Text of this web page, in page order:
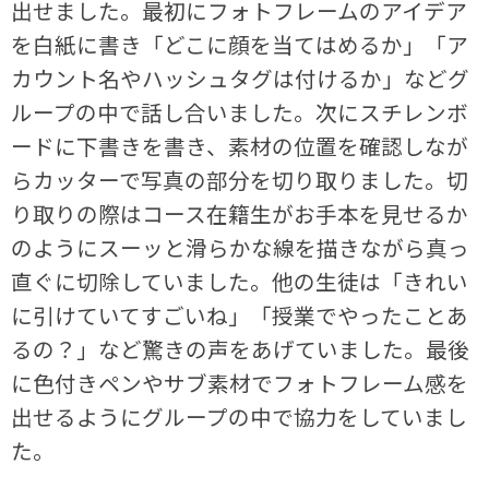
出せました。最初にフォトフレームのアイデア
を白紙に書き「どこに顔を当てはめるか」「ア
カウント名やハッシュタグは付けるか」などグ
ループの中で話し合いました。次にスチレンボ
ードに下書きを書き、素材の位置を確認しなが
らカッターで写真の部分を切り取りました。切
り取りの際はコース在籍生がお手本を見せるか
のようにスーッと滑らかな線を描きながら真っ
直ぐに切除していました。他の生徒は「きれい
に引けていてすごいね」「授業でやったことあ
るの？」など驚きの声をあげていました。最後
に色付きペンやサブ素材でフォトフレーム感を
出せるようにグループの中で協力をしていまし
た。